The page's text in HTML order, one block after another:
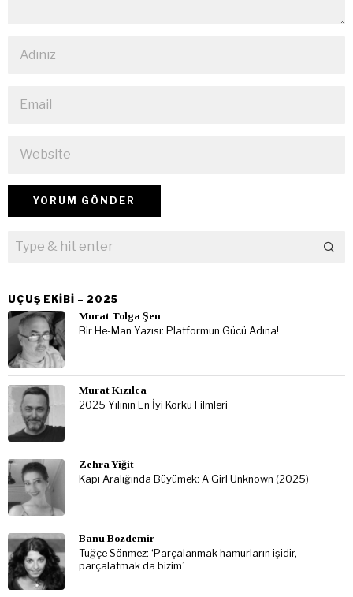
UÇUŞ EKIBI – 2025
Murat Tolga Şen
Bir He-Man Yazısı: Platformun Gücü Adına!
Murat Kızılca
2025 Yılının En İyi Korku Filmleri
Zehra Yiğit
Kapı Aralığında Büyümek: A Girl Unknown (2025)
Banu Bozdemir
Tuğçe Sönmez: ‘Parçalanmak hamurların işidir,
parçalatmak da bizim’